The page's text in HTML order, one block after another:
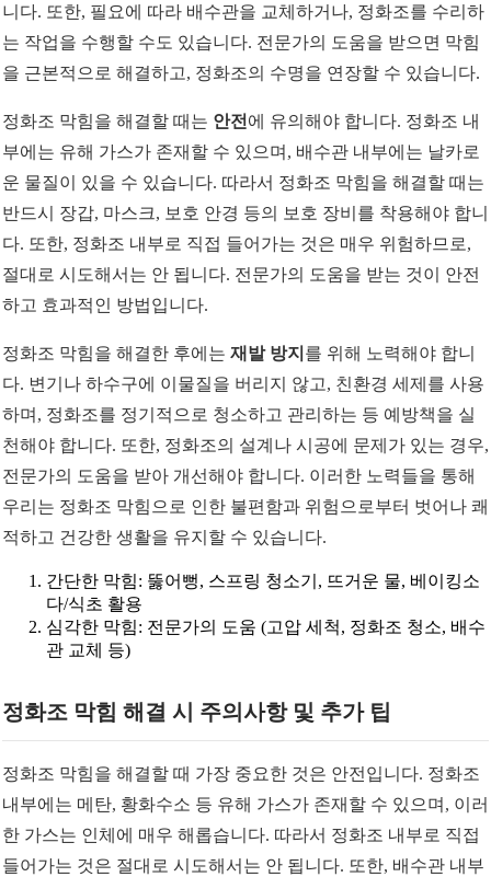
니다. 또한, 필요에 따라 배수관을 교체하거나, 정화조를 수리하
는 작업을 수행할 수도 있습니다. 전문가의 도움을 받으면 막힘
을 근본적으로 해결하고, 정화조의 수명을 연장할 수 있습니다.
정화조 막힘을 해결할 때는 안전 에 유의해야 합니다. 정화조 내
부에는 유해 가스가 존재할 수 있으며, 배수관 내부에는 날카로
운 물질이 있을 수 있습니다. 따라서 정화조 막힘을 해결할 때는
반드시 장갑, 마스크, 보호 안경 등의 보호 장비를 착용해야 합니
다. 또한, 정화조 내부로 직접 들어가는 것은 매우 위험하므로,
절대로 시도해서는 안 됩니다. 전문가의 도움을 받는 것이 안전
하고 효과적인 방법입니다.
정화조 막힘을 해결한 후에는 재발 방지 를 위해 노력해야 합니
다. 변기나 하수구에 이물질을 버리지 않고, 친환경 세제를 사용
하며, 정화조를 정기적으로 청소하고 관리하는 등 예방책을 실
천해야 합니다. 또한, 정화조의 설계나 시공에 문제가 있는 경우,
전문가의 도움을 받아 개선해야 합니다. 이러한 노력들을 통해
우리는 정화조 막힘으로 인한 불편함과 위험으로부터 벗어나 쾌
적하고 건강한 생활을 유지할 수 있습니다.
간단한 막힘: 뚫어뻥, 스프링 청소기, 뜨거운 물, 베이킹소
다/식초 활용
심각한 막힘: 전문가의 도움 (고압 세척, 정화조 청소, 배수
관 교체 등)
정화조 막힘 해결 시 주의사항 및 추가 팁
정화조 막힘을 해결할 때 가장 중요한 것은 안전입니다. 정화조
내부에는 메탄, 황화수소 등 유해 가스가 존재할 수 있으며, 이러
한 가스는 인체에 매우 해롭습니다. 따라서 정화조 내부로 직접
들어가는 것은 절대로 시도해서는 안 됩니다. 또한, 배수관 내부